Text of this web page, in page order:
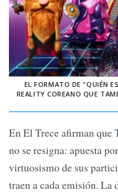
EL FORMATO DE "QUIÉN
REALITY COREANO QUE
En El Trece afirman que
no se resigna: apuesta
virtuosismo de sus
traen a cada emisión. La